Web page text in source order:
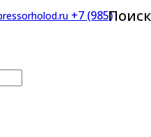
+7 (985)Поиск